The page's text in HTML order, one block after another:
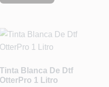
Tinta Blanca De Dtf
OtterPro 1 Litro